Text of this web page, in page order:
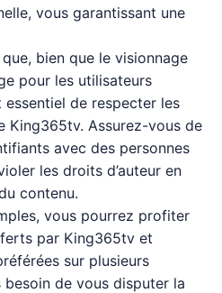
vous garantissant une
bien que le visionnage
pour les utilisateurs
de respecter les
King365tv. Assurez-vous de
avec des personnes
les droits d’auteur en
contenu.
vous pourrez profiter
par King365tv et
sur plusieurs
besoin de vous disputer la